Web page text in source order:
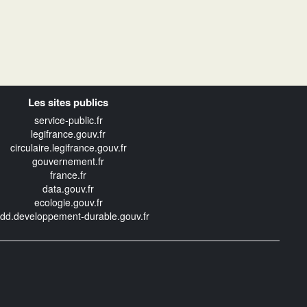
Les sites publics
service-public.fr
legifrance.gouv.fr
circulaire.legifrance.gouv.fr
gouvernement.fr
france.fr
data.gouv.fr
ecologie.gouv.fr
durable.gouv.fr